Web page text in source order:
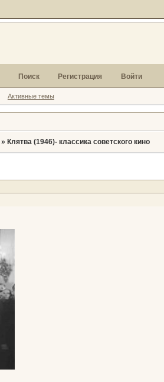
Поиск Регистрация Войти
Активные темы
» Клятва (1946)- классика советского кино